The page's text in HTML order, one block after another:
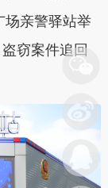
场亲警驿站举
窃案件追回